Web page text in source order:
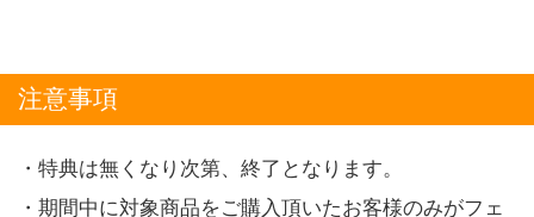
注意事項
・特典は無くなり次第、終了となります。
・期間中に対象商品をご購入頂いたお客様のみがフェ